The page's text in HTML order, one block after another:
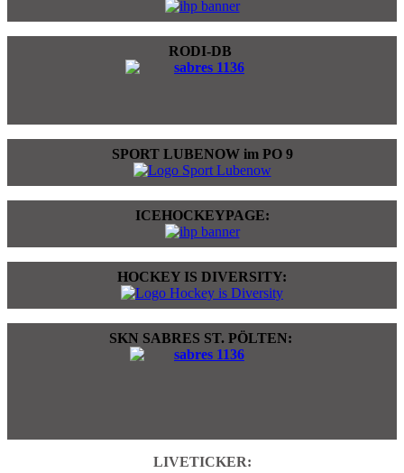
RODI-DB
SPORT LUBENOW im PO 9
ICEHOCKEYPAGE:
HOCKEY IS DIVERSITY:
SKN SABRES ST. PÖLTEN:
LIVETICKER: